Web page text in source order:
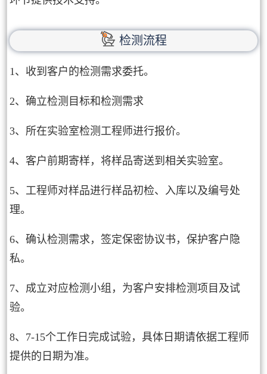
检测流程
1、收到客户的检测需求委托。
2、确立检测目标和检测需求
3、所在实验室检测工程师进行报价。
4、客户前期寄样，将样品寄送到相关实验室。
5、工程师对样品进行样品初检、入库以及编号处
理。
6、确认检测需求，签定保密协议书，保护客户隐
私。
7、成立对应检测小组，为客户安排检测项目及试
验。
8、7-15个工作日完成试验，具体日期请依据工程师
提供的日期为准。